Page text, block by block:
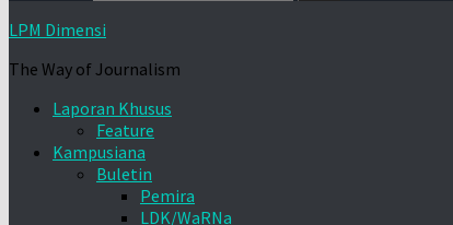
LPM Dimensi
The Way of Journalism
Laporan Khusus
Feature
Kampusiana
Buletin
Pemira
LDK/WaRNa